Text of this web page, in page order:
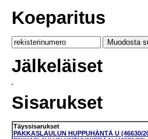
Koeparitus
Jälkeläiset
Sisarukset
Täyssisarukset
PAKKASLAULUN HUPPUHÄNTÄ U (46630/